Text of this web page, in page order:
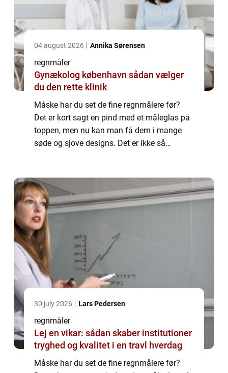
04 august 2026 Annika Sørensen
regnmåler
Gynækolog københavn sådan vælger
du den rette klinik
Måske har du set de fine regnmålere før?
Det er kort sagt en pind med et måleglas på
toppen, men nu kan man få dem i mange
søde og sjove designs. Det er ikke så
alle de fine regn...
30 july 2026 Lars Pedersen
regnmåler
Lej en vikar: sådan skaber institutioner
tryghed og kvalitet i en travl hverdag
Måske har du set de fine regnmålere før?